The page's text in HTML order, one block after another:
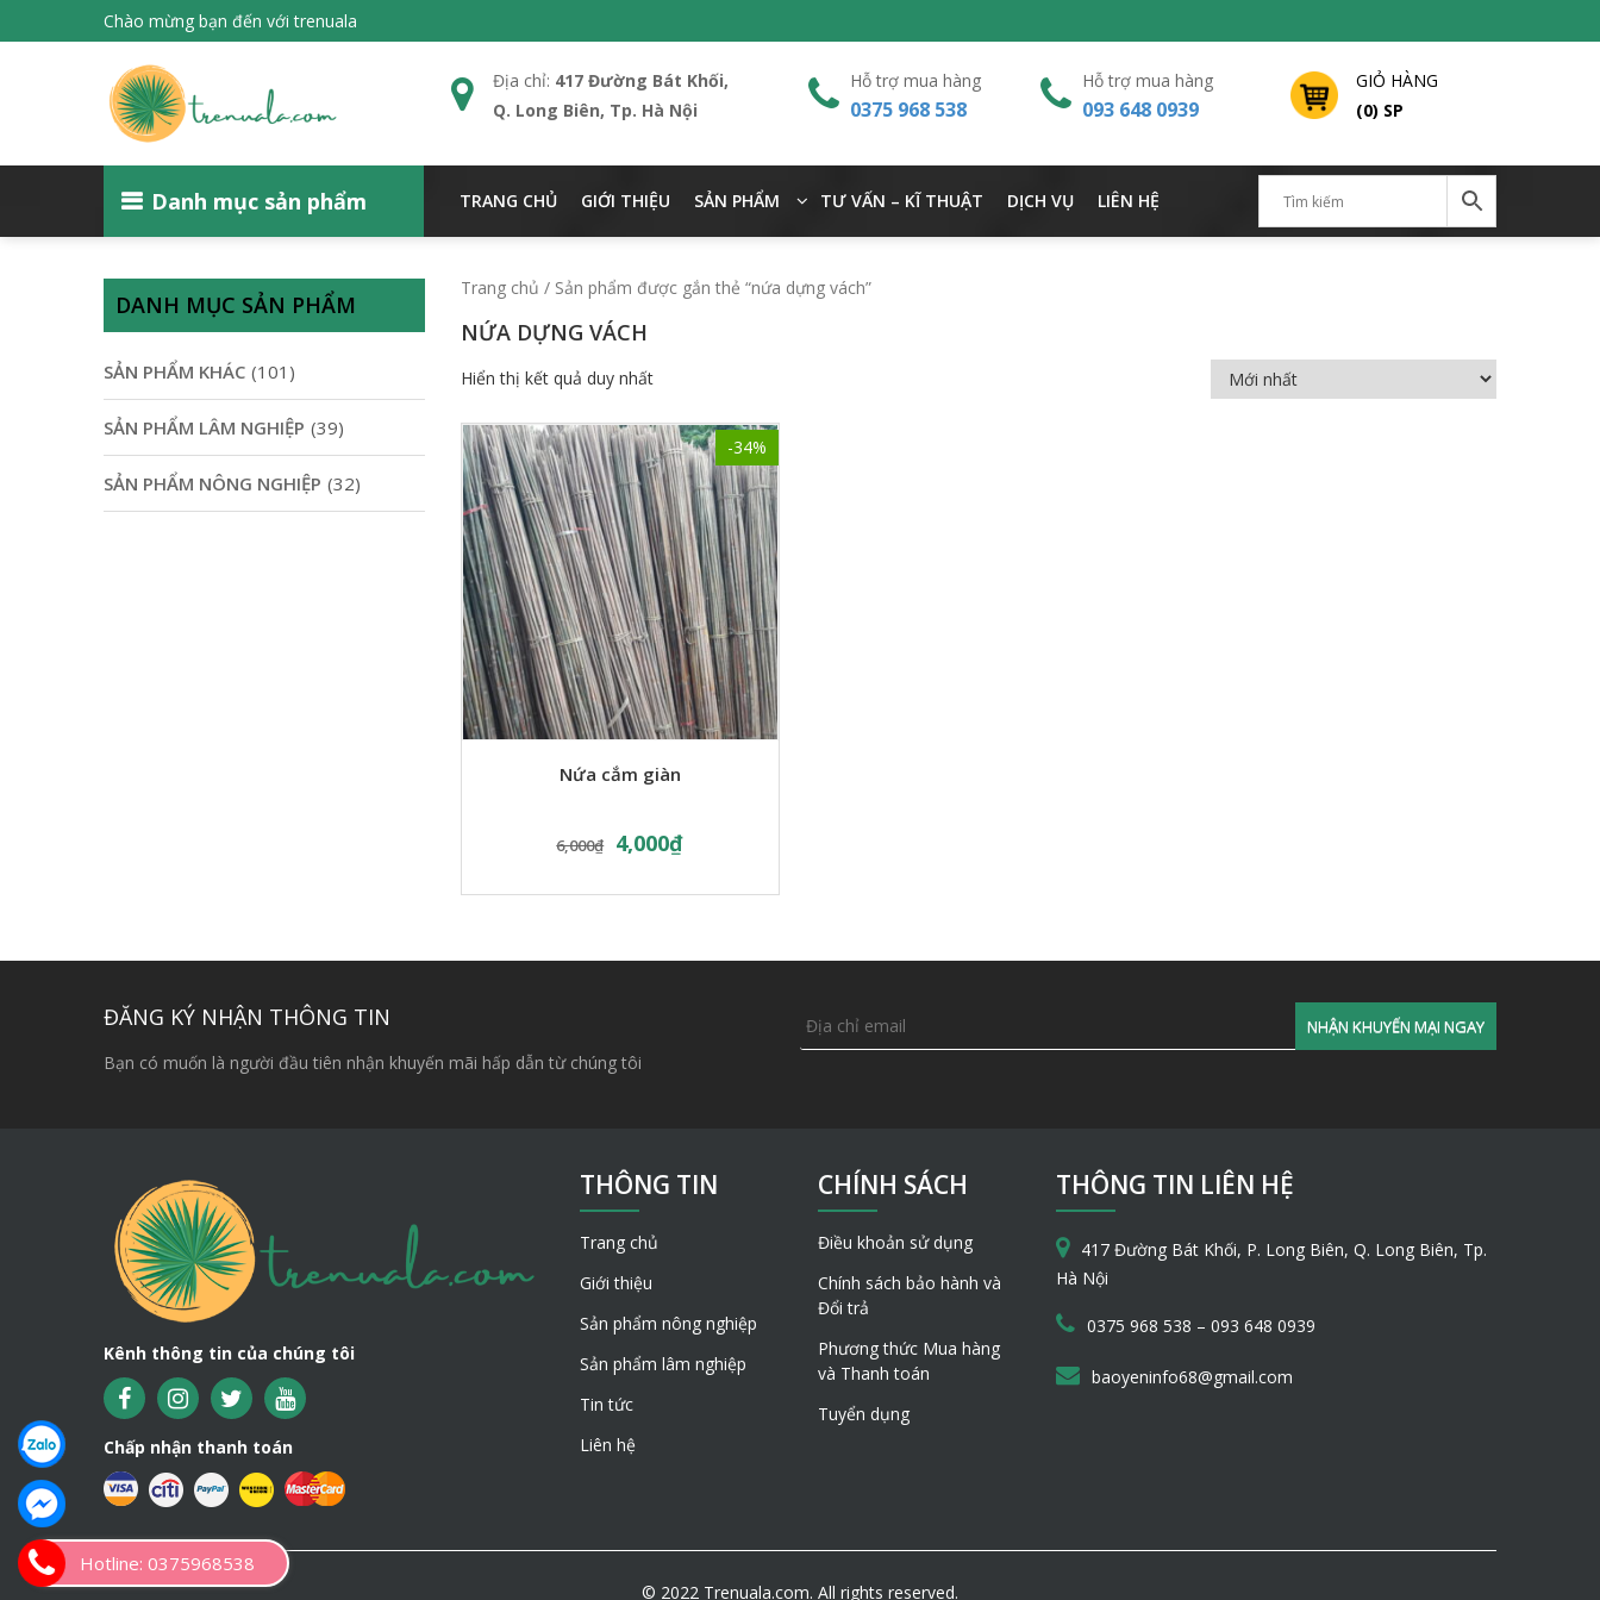
Chào mừng bạn đến với trenuala
GIỎ HÀNG
(0) SP
Địa chỉ: 417 Đường Bát Khối,
Q. Long Biên, Tp. Hà Nội
Hỗ trợ mua hàng
0375 968 538
Hỗ trợ mua hàng
093 648 0939
Danh mục sản phẩm TRANG CHỦ GIỚI THIỆU SẢN PHẨM TƯ VẤN – KĨ THUẬT DỊCH VỤ LIÊN HỆ
Trang chủ / Sản phẩm được gắn thẻ “nứa dựng vách”
NỨA DỰNG VÁCH
Hiển thị kết quả duy nhất
-34%
Nứa cắm giàn
6,000₫ 4,000₫
DANH MỤC SẢN PHẨM
SẢN PHẨM KHÁC (101)
SẢN PHẨM LÂM NGHIỆP (39)
SẢN PHẨM NÔNG NGHIỆP (32)
ĐĂNG KÝ NHẬN THÔNG TIN
Bạn có muốn là người đầu tiên nhận khuyến mãi hấp dẫn từ chúng tôi
Kênh thông tin của chúng tôi
Chấp nhận thanh toán
THÔNG TIN
Trang chủ
Giới thiệu
Sản phẩm nông nghiệp
Sản phẩm lâm nghiệp
Tin tức
Liên hệ
CHÍNH SÁCH
Điều khoản sử dụng
Chính sách bảo hành và
Đổi trả
Phương thức Mua hàng
và Thanh toán
Tuyển dụng
THÔNG TIN LIÊN HỆ
417 Đường Bát Khối, P. Long Biên, Q. Long Biên, Tp.
Hà Nội
0375 968 538 – 093 648 0939
baoyeninfo68@gmail.com
© 2022 Trenuala.com. All rights reserved.
Hotline: 0375968538